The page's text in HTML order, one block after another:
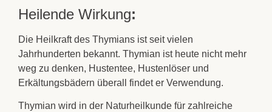
Heilende Wirkung:
Die Heilkraft des Thymians ist seit vielen
Jahrhunderten bekannt. Thymian ist heute nicht mehr
weg zu denken, Hustentee, Hustenlöser und
Erkältungsbädern überall findet er Verwendung.
Thymian wird in der Naturheilkunde für zahlreiche